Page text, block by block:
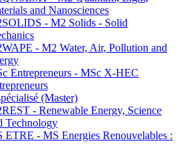
and Nanosciences
- M2 Solids - Solid
- M2 Water, Air, Pollution and
Entrepreneurs - MSc X-HEC
(Master)
- Renewable Energy, Science
Technology
ETRE - MS Energies Renouvelables :